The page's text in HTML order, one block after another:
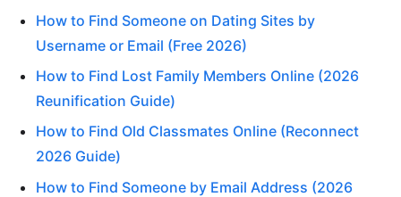
How to Find Someone on Dating Sites by
Username or Email (Free 2026)
How to Find Lost Family Members Online (2026
Reunification Guide)
How to Find Old Classmates Online (Reconnect
2026 Guide)
How to Find Someone by Email Address (2026